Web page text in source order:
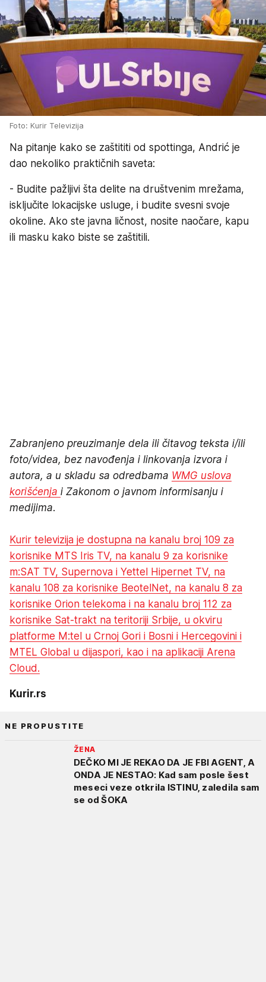
Foto: Kurir Televizija
Na pitanje kako se zaštititi od spottinga, Andrić je
dao nekoliko praktičnih saveta:
- Budite pažljivi šta delite na društvenim mrežama,
isključite lokacijske usluge, i budite svesni svoje
okoline. Ako ste javna ličnost, nosite naočare, kapu
ili masku kako biste se zaštitili.
Zabranjeno preuzimanje dela ili čitavog teksta i/ili
foto/videa, bez navođenja i linkovanja izvora i
autora, a u skladu sa odredbama WMG uslova
korišćenja i Zakonom o javnom informisanju i
medijima.
Kurir televizija je dostupna na kanalu broj 109 za
korisnike MTS Iris TV, na kanalu 9 za korisnike
m:SAT TV, Supernova i Yettel Hipernet TV, na
kanalu 108 za korisnike BeotelNet, na kanalu 8 za
korisnike Orion telekoma i na kanalu broj 112 za
korisnike Sat-trakt na teritoriji Srbije, u okviru
platforme M:tel u Crnoj Gori i Bosni i Hercegovini i
MTEL Global u dijaspori, kao i na aplikaciji Arena
Cloud.
Kurir.rs
NE PROPUSTITE
ŽENA
DEČKO MI JE REKAO DA JE FBI AGENT, A
ONDA JE NESTAO: Kad sam posle šest
meseci veze otkrila ISTINU, zaledila sam
se od ŠOKA